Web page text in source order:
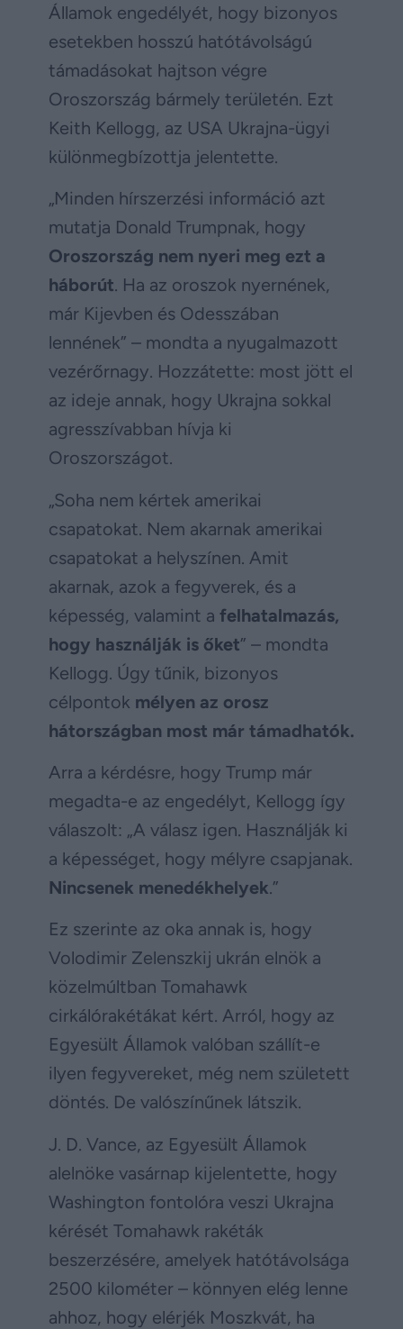
Államok engedélyét, hogy bizonyos
esetekben hosszú hatótávolságú
támadásokat hajtson végre
Oroszország bármely területén. Ezt
Keith Kellogg, az USA Ukrajna-ügyi
különmegbízottja jelentette.
„Minden hírszerzési információ azt
mutatja Donald Trumpnak, hogy
Oroszország nem nyeri meg ezt a
háborút. Ha az oroszok nyernének,
már Kijevben és Odesszában
lennének” – mondta a nyugalmazott
vezérőrnagy. Hozzátette: most jött el
az ideje annak, hogy Ukrajna sokkal
agresszívabban hívja ki
Oroszországot.
„Soha nem kértek amerikai
csapatokat. Nem akarnak amerikai
csapatokat a helyszínen. Amit
akarnak, azok a fegyverek, és a
képesség, valamint a felhatalmazás,
hogy használják is őket” – mondta
Kellogg. Úgy tűnik, bizonyos
célpontok mélyen az orosz
hátországban most már támadhatók.
Arra a kérdésre, hogy Trump már
megadta-e az engedélyt, Kellogg így
válaszolt: „A válasz igen. Használják ki
a képességet, hogy mélyre csapjanak.
Nincsenek menedékhelyek.”
Ez szerinte az oka annak is, hogy
Volodimir Zelenszkij ukrán elnök a
közelmúltban Tomahawk
cirkálórakétákat kért. Arról, hogy az
Egyesült Államok valóban szállít-e
ilyen fegyvereket, még nem született
döntés. De valószínűnek látszik.
J. D. Vance, az Egyesült Államok
alelnöke vasárnap kijelentette, hogy
Washington fontolóra veszi Ukrajna
kérését Tomahawk rakéták
beszerzésére, amelyek hatótávolsága
2500 kilométer – könnyen elég lenne
ahhoz, hogy elérjék Moszkvát, ha